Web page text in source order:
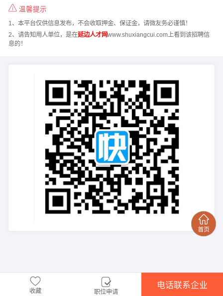
温馨提示
1、本平台仅供信息发布，不会收取押金、保证金，请微友务必谨慎！
2、请告知用人单位，是在延边人才网www.shuxiangcui.com上看到该招聘信
息的！
收藏 职位申请
电话联系企业